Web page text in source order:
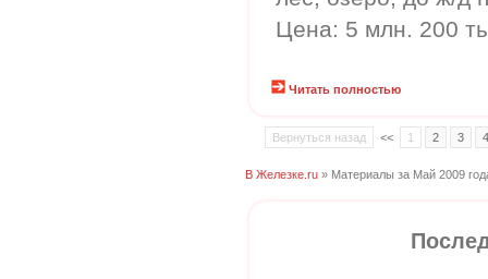
Цена: 5 млн. 200
Читать полностью
Вернуться назад << 1 2 3 4
В Железке.ru » Материалы за Май 2009